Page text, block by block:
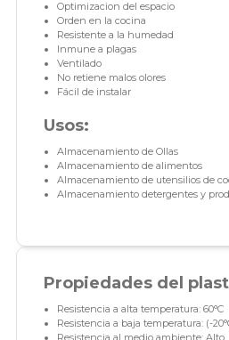
Optimizacion del espacio
Orden en la cocina
Resistente a la humedad
Inmune a plagas
Ventilado
No retiene malos olores
Fácil de instalar
Usos:
Almacenamiento de Ollas
Almacenamiento de alimentos
Almacenamiento de utensilios de
Almacenamiento detergentes y
Propiedades del
Resistencia a alta temperatura: 60°C
Resistencia a baja temperatura: (-